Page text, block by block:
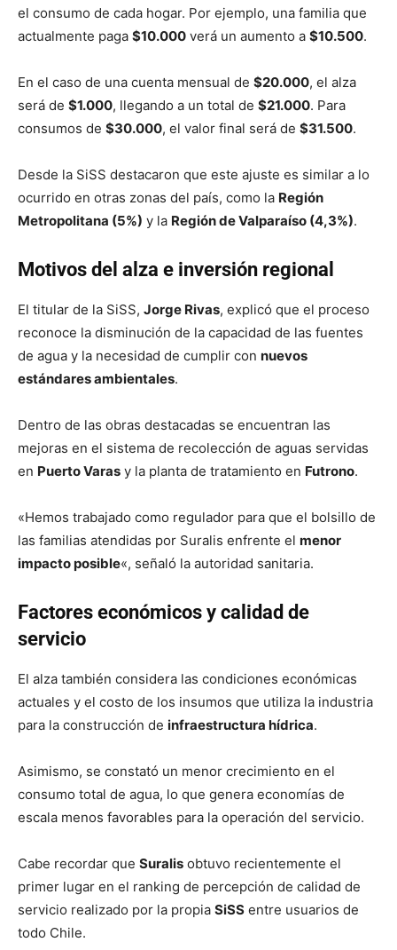
el consumo de cada hogar. Por ejemplo, una familia que
actualmente paga $10.000 verá un aumento a $10.500.
En el caso de una cuenta mensual de $20.000, el alza
será de $1.000, llegando a un total de $21.000. Para
consumos de $30.000, el valor final será de $31.500.
Desde la SiSS destacaron que este ajuste es similar a lo
ocurrido en otras zonas del país, como la Región
Metropolitana (5%) y la Región de Valparaíso (4,3%).
Motivos del alza e inversión regional
El titular de la SiSS, Jorge Rivas, explicó que el proceso
reconoce la disminución de la capacidad de las fuentes
de agua y la necesidad de cumplir con nuevos
estándares ambientales.
Dentro de las obras destacadas se encuentran las
mejoras en el sistema de recolección de aguas servidas
en Puerto Varas y la planta de tratamiento en Futrono.
«Hemos trabajado como regulador para que el bolsillo de
las familias atendidas por Suralis enfrente el menor
impacto posible«, señaló la autoridad sanitaria.
Factores económicos y calidad de
servicio
El alza también considera las condiciones económicas
actuales y el costo de los insumos que utiliza la industria
para la construcción de infraestructura hídrica.
Asimismo, se constató un menor crecimiento en el
consumo total de agua, lo que genera economías de
escala menos favorables para la operación del servicio.
Cabe recordar que Suralis obtuvo recientemente el
primer lugar en el ranking de percepción de calidad de
servicio realizado por la propia SiSS entre usuarios de
todo Chile.